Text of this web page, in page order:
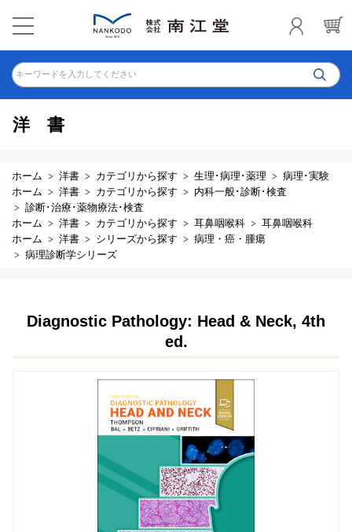
キーワードを入力してください
洋書
ホーム 洋書 カテゴリから探す 生理･病理･薬理
病理･実験
ホーム
洋書 カテゴリから探す
内科一般･診断･検査
診断･治療･薬物療法･検査
ホーム
洋書 カテゴリから探す 耳鼻咽喉科
耳鼻咽喉科
ホーム
洋書 シリーズから探す
病理・癌・腫瘍
病理診断学シリーズ
Diagnostic Pathology: Head & Neck, 4th
ed.